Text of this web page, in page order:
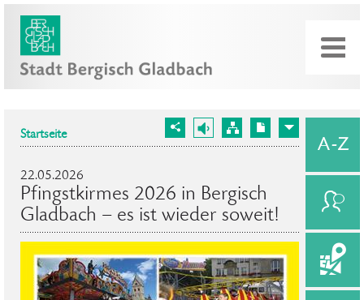
Startseite
22.05.2026
Pfingstkirmes 2026 in Bergisch
Gladbach – es ist wieder soweit!